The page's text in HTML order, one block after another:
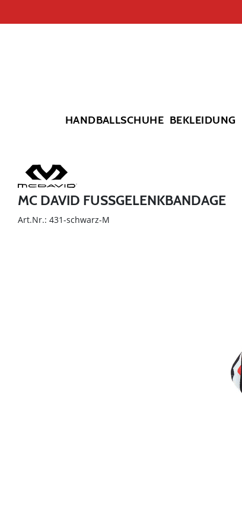
HANDBALLSCHUHE BEKLEIDUNG
MC DAVID FUSSGELENKBANDAGE
Art.Nr.: 431-schwarz-M